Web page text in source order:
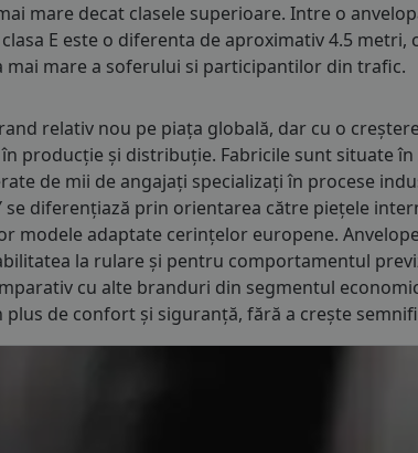
mare decat clasele superioare. Intre o
E este o diferenta de aproximativ 4.5 metri,
mai mare a soferului si participantilor din trafic.
relativ nou pe piața globală, dar cu o
producție și distribuție. Fabricile sunt situate în
de mii de angajați specializați în procese
se diferențiază prin orientarea către piețele
modele adaptate cerințelor europene.
la rulare și pentru comportamentul
cu alte branduri din segmentul
plus de confort și siguranță, fără a crește